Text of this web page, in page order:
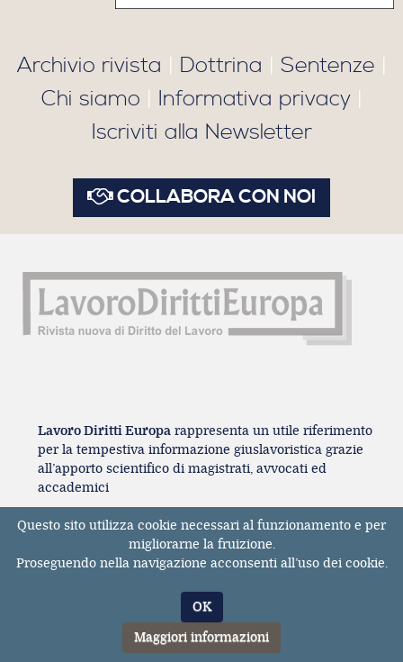
Archivio rivista | Dottrina | Sentenze |
Chi siamo | Informativa privacy|
Iscriviti alla Newsletter
COLLABORA CON NOI
Lavoro Diritti Europa rappresenta un utile riferimento
per la tempestiva informazione giuslavoristica grazie
all’apporto scientifico di magistrati, avvocati ed
accademici
Registrazione Tribunale di Milano n° 131131
dell'11/04/2017
Questo sito utilizza cookie necessari al funzionamento e per
migliorarne la fruizione.
Proseguendo nella navigazione acconsenti all’uso dei cookie.
OK
Maggiori informazioni